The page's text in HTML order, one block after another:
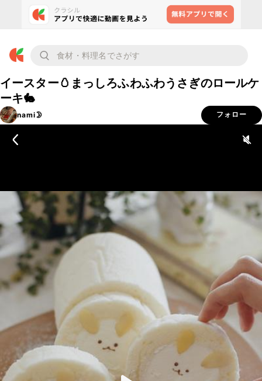
イースター🥚まっしろふわふわうさぎのロールケ
ーキ🐇
nami🌛 フォロー